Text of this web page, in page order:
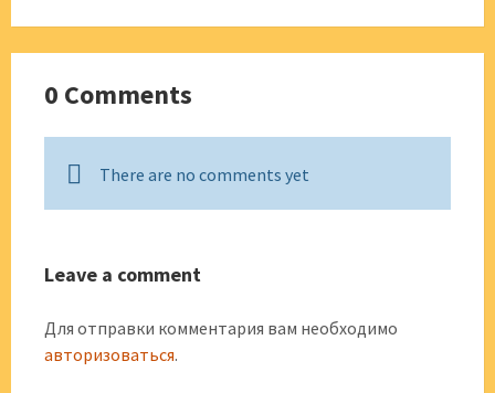
0 Comments
There are no comments yet
Leave a comment
Для отправки комментария вам необходимо
авторизоваться.